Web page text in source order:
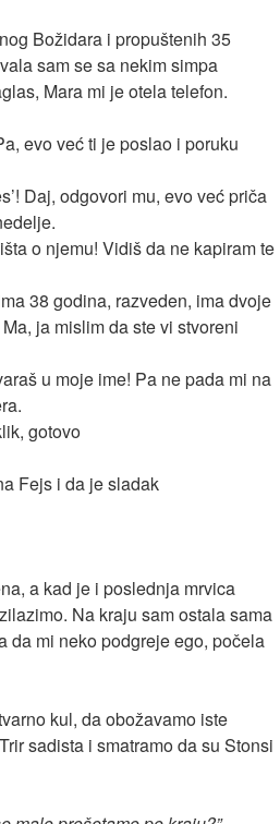
Božidara i propuštenih 35
sam se sa nekim simpa
Mara mi je otela telefon.
evo već ti je poslao i poruku
Daj, odgovori mu, evo već priča
o njemu! Vidiš da ne kapiram te
38 godina, razveden, ima dvoje
ja mislim da ste vi stvoreni
u moje ime! Pa ne pada mi na
gotovo
Fejs i da je sladak
a kad je i poslednja mrvica
Na kraju sam ostala sama
da mi neko podgreje ego, počela
kul, da obožavamo iste
sadista i smatramo da su Stonsi